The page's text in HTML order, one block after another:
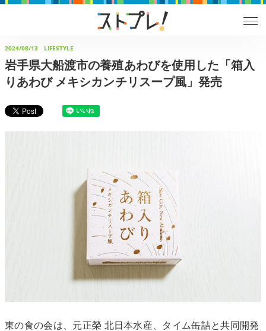
2024/08/13 LIFESTYLE
岩手県大船渡市の養殖あわびを使用した「箱入
りあわび メキシカンチリスープ風」発売
東の⾷の会は、元正榮 北日本水産、タイム缶詰と共同開発